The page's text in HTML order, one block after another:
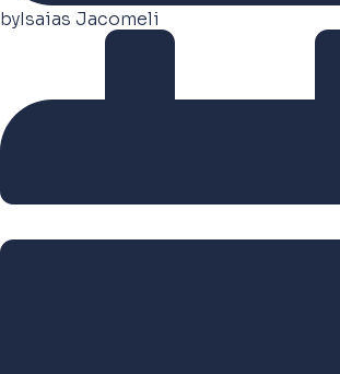
byIsaias Jacomeli